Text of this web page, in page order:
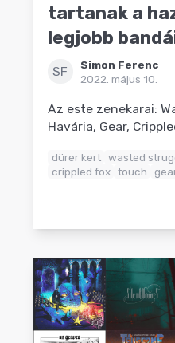
tartanak a
legjobb
SF
Simon Ferenc
2022. május 10.
Az este zenekarai:
Havária, Gear,
dürer kert wasted
crippled fox touch